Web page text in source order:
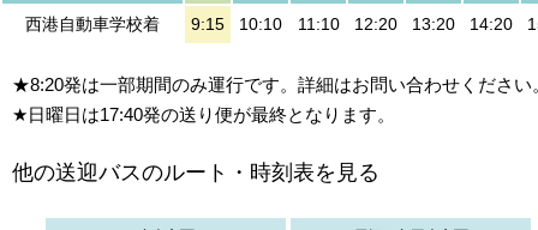
西港自動車学校着 9:15 10:10 11:10 12:20 13:20 14:20
★8:20発は一部期間のみ運行です。詳細はお問い合わせください
★日曜日は17:40発の送り便が最終となります。
他の送迎バスのルート・時刻表を見る